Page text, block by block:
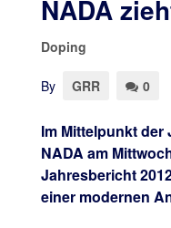
NADA
Doping
By GRR 0
Im Mittelpunkt der
NADA am
Jahresbericht
einer modernen